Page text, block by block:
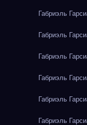
Габриэль
Габриэль
Габриэль
Габриэль
Габриэль
Габриэль